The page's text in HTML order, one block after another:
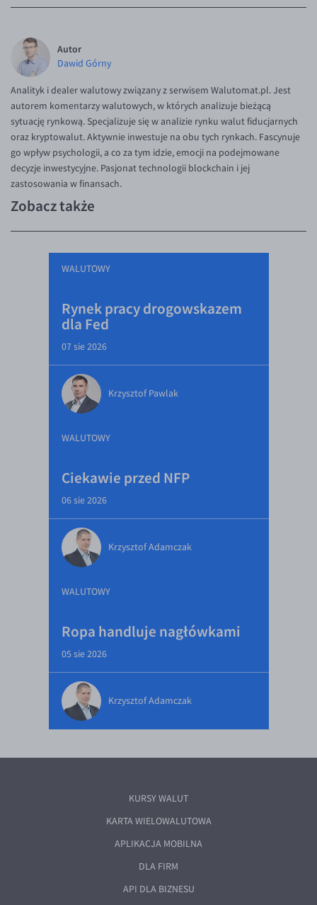
Autor
Dawid Górny
Analityk i dealer walutowy związany z serwisem Walutomat.pl. Jest
autorem komentarzy walutowych, w których analizuje bieżącą
sytuację rynkową. Specjalizuje się w analizie rynku walut fiducjarnych
oraz kryptowalut. Aktywnie inwestuje na obu tych rynkach. Fascynuje
go wpływ psychologii, a co za tym idzie, emocji na podejmowane
decyzje inwestycyjne. Pasjonat technologii blockchain i jej
zastosowania w finansach.
Zobacz także
WALUTOWY
Rynek pracy drogowskazem
dla Fed
07 sie 2026
Krzysztof Pawlak
WALUTOWY
Ciekawie przed NFP
06 sie 2026
Krzysztof Adamczak
WALUTOWY
Ropa handluje nagłówkami
05 sie 2026
Krzysztof Adamczak
KURSY WALUT
KARTA WIELOWALUTOWA
APLIKACJA MOBILNA
DLA FIRM
API DLA BIZNESU